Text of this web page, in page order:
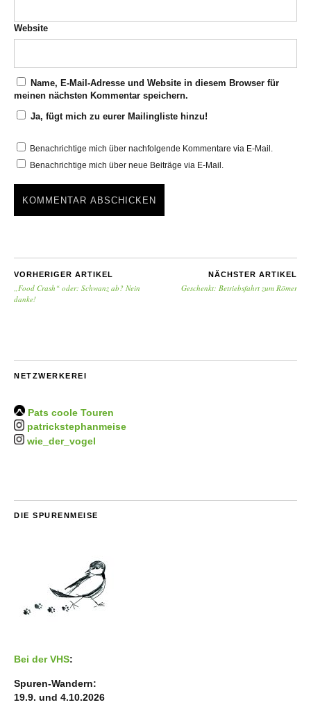
Website
Name, E-Mail-Adresse und Website in diesem Browser für
meinen nächsten Kommentar speichern.
Ja, fügt mich zu eurer Mailingliste hinzu!
Benachrichtige mich über nachfolgende Kommentare via E-Mail.
Benachrichtige mich über neue Beiträge via E-Mail.
VORHERIGER ARTIKEL
„Food Crash“ oder: Schwanz ab? Nein
danke!
NÄCHSTER ARTIKEL
Geschenkt: Betriebsfahrt zum Römer
NETZWERKEREI
Pats coole Touren
patrickstephanmeise
wie_der_vogel
DIE SPURENMEISE
Bei der VHS:
Spuren-Wandern:
19.9. und 4.10.2026